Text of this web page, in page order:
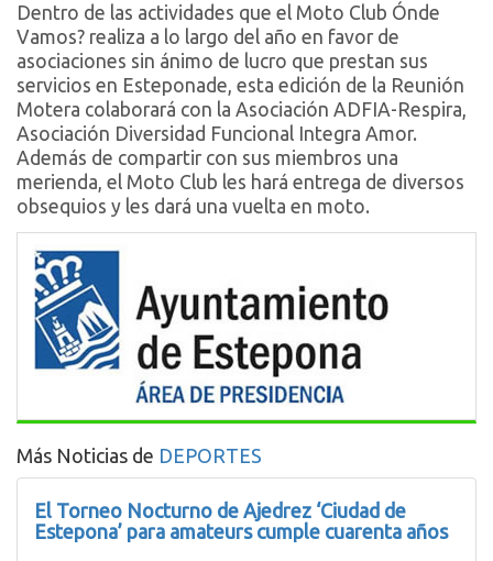
Dentro de las actividades que el Moto Club Ónde
Vamos? realiza a lo largo del año en favor de
asociaciones sin ánimo de lucro que prestan sus
servicios en Esteponade, esta edición de la Reunión
Motera colaborará con la Asociación ADFIA-Respira,
Asociación Diversidad Funcional Integra Amor.
Además de compartir con sus miembros una
merienda, el Moto Club les hará entrega de diversos
obsequios y les dará una vuelta en moto.
Más Noticias de DEPORTES
El Torneo Nocturno de Ajedrez ‘Ciudad de
Estepona’ para amateurs cumple cuarenta años